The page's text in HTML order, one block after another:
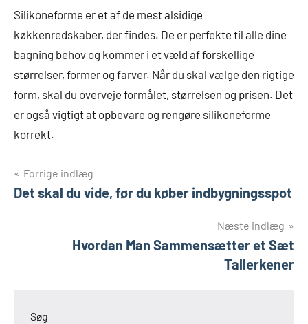
Silikoneforme er et af de mest alsidige
køkkenredskaber, der findes. De er perfekte til alle dine
bagning behov og kommer i et væld af forskellige
størrelser, former og farver. Når du skal vælge den rigtige
form, skal du overveje formålet, størrelsen og prisen. Det
er også vigtigt at opbevare og rengøre silikoneforme
korrekt.
Indlægsnavigation
Forrige indlæg
Det skal du vide, før du køber indbygningsspot
Næste indlæg
Hvordan Man Sammensætter et Sæt
Tallerkener
Søg